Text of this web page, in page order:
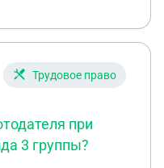
И обязана ли я
выходить на
Трудовое право
при
3 группы?